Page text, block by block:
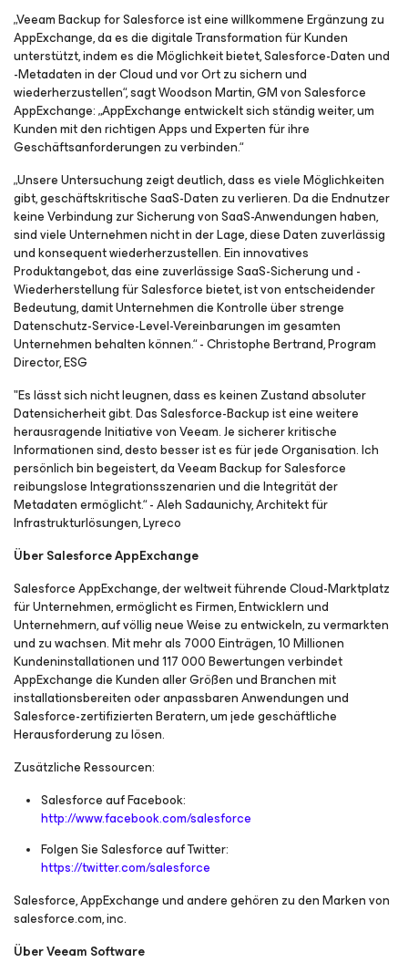
„Veeam Backupfor Salesforceist eine willkommene Ergänzung zu
AppExchange, da es die digitale Transformation für Kunden
unterstützt, indem es die Möglichkeit bietet, Salesforce-Daten und
-Metadaten in der Cloud und vor Ort zu sichern und
wiederherzustellen“, sagt Woodson Martin, GM von Salesforce
AppExchange: „AppExchange entwickelt sich ständig weiter, um
Kunden mit den richtigen Apps und Experten für ihre
Geschäftsanforderungen zu verbinden.“
„Unsere Untersuchung zeigt deutlich, dass es viele Möglichkeiten
gibt, geschäftskritische SaaS-Daten zu verlieren. Da die Endnutzer
keine Verbindung zur Sicherung von SaaS-Anwendungen haben,
sind viele Unternehmen nicht in der Lage, diese Daten zuverlässig
und konsequent wiederherzustellen. Ein innovatives
Produktangebot, das eine zuverlässige SaaS-Sicherung und -
Wiederherstellung für Salesforce bietet, ist von entscheidender
Bedeutung, damit Unternehmen die Kontrolle über strenge
Datenschutz-Service-Level-Vereinbarungen im gesamten
Unternehmen behalten können.“ - Christophe Bertrand, Program
Director, ESG
"Es lässt sich nicht leugnen, dass es keinen Zustand absoluter
Datensicherheit gibt. Das Salesforce-Backup ist eine weitere
herausragende Initiative von Veeam. Je sicherer kritische
Informationen sind, desto besser ist es für jede Organisation. Ich
persönlich bin begeistert, da Veeam Backupfor Salesforce
reibungslose Integrationsszenarien und die Integrität der
Metadaten ermöglicht.“ - Aleh Sadaunichy, Architekt für
Infrastrukturlösungen, Lyreco
Über Salesforce AppExchange
Salesforce AppExchange, der weltweit führende Cloud-Marktplatz
für Unternehmen, ermöglicht es Firmen, Entwicklern und
Unternehmern, auf völlig neue Weise zu entwickeln, zu vermarkten
und zu wachsen. Mit mehr als 7000 Einträgen, 10 Millionen
Kundeninstallationen und 117 000 Bewertungen verbindet
AppExchange die Kunden aller Größen und Branchen mit
installationsbereiten oder anpassbaren Anwendungen und
Salesforce-zertifizierten Beratern, um jede geschäftliche
Herausforderung zu lösen.
Zusätzliche Ressourcen:
Salesforce auf Facebook:
http://www.facebook.com/salesforce
Folgen Sie Salesforce auf Twitter:
https://twitter.com/salesforce
Salesforce, AppExchange und andere gehören zu den Marken von
salesforce.com, inc.
Über Veeam Software